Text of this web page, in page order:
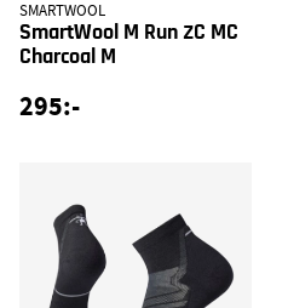
SMARTWOOL
SmartWool M Run ZC MC
Charcoal M
295:-